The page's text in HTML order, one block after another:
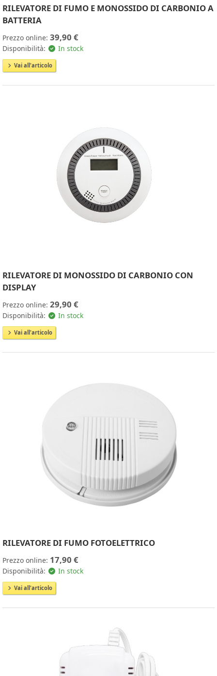
RILEVATORE DI FUMO E MONOSSIDO DI CARBONIO A
BATTERIA
Prezzo online: 39,90 €
Disponibilità: In stock
Vai all'articolo
RILEVATORE DI MONOSSIDO DI CARBONIO CON
DISPLAY
Prezzo online: 29,90 €
Disponibilità: In stock
Vai all'articolo
RILEVATORE DI FUMO FOTOELETTRICO
Prezzo online: 17,90 €
Disponibilità: In stock
Vai all'articolo